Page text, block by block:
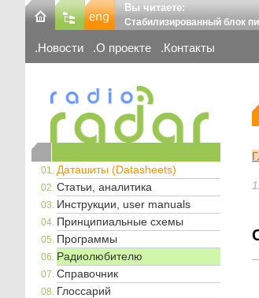
Вы читаете:
Стабилизированный блок
Новости О проекте Контакты
Даташиты (Datasheets)
Статьи, аналитика
Инструкции, user manuals
Принципиальные схемы
Программы
Радиолюбителю
Справочник
Глоссарий